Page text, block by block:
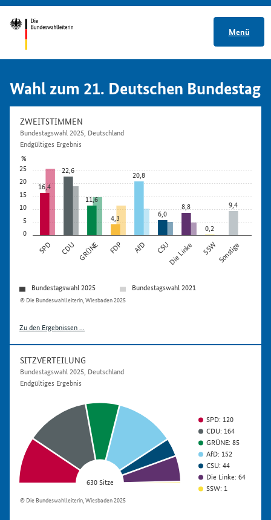
Menü
Wahl zum 21. Deutschen Bundestag
0
5
10
15
20
25
%
SPD CDU GRÜNE FDP AfD CSUDie Linke SSW Sonstige
16,4
22,6
11,6
4,3
20,8
6,0
8,8
0,2
9,4
© Die Bundeswahlleiterin, Wiesbaden 2025
ZWEITSTIMMEN
Bundestagswahl 2025, Deutschland
Endgültiges Ergebnis
Bundestagswahl 2025 Bundestagswahl 2021
Zu den Ergebnissen ...
630 Sitze
© Die Bundeswahlleiterin, Wiesbaden 2025
SITZVERTEILUNG
Bundestagswahl 2025, Deutschland
Endgültiges Ergebnis
SPD: 120
CDU: 164
GRÜNE: 85
AfD: 152
CSU: 44
Die Linke: 64
SSW: 1